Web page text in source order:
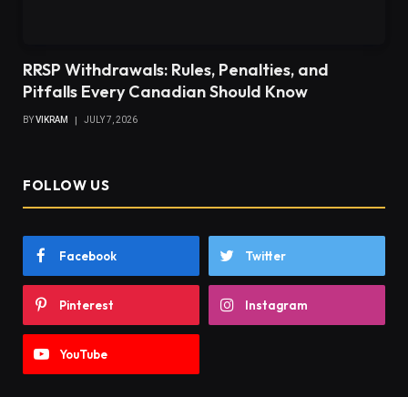
RRSP Withdrawals: Rules, Penalties, and
Pitfalls Every Canadian Should Know
BYVIKRAM JULY 7, 2026
FOLLOW US
Facebook Twitter
Pinterest Instagram
YouTube